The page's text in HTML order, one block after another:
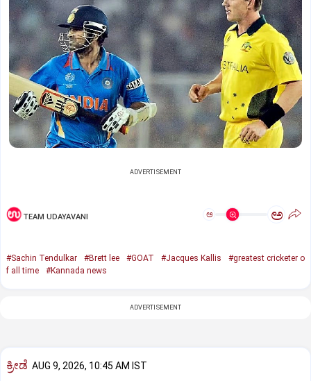
ADVERTISEMENT
TEAM UDAYAVANI ಅ ಅ
#Sachin Tendulkar #Brett lee #GOAT #Jacques Kallis
#greatest cricketer o
f all time
#Kannada news
ADVERTISEMENT
ಕ್ರೀಡೆ AUG 9, 2026, 10:45 AM IST